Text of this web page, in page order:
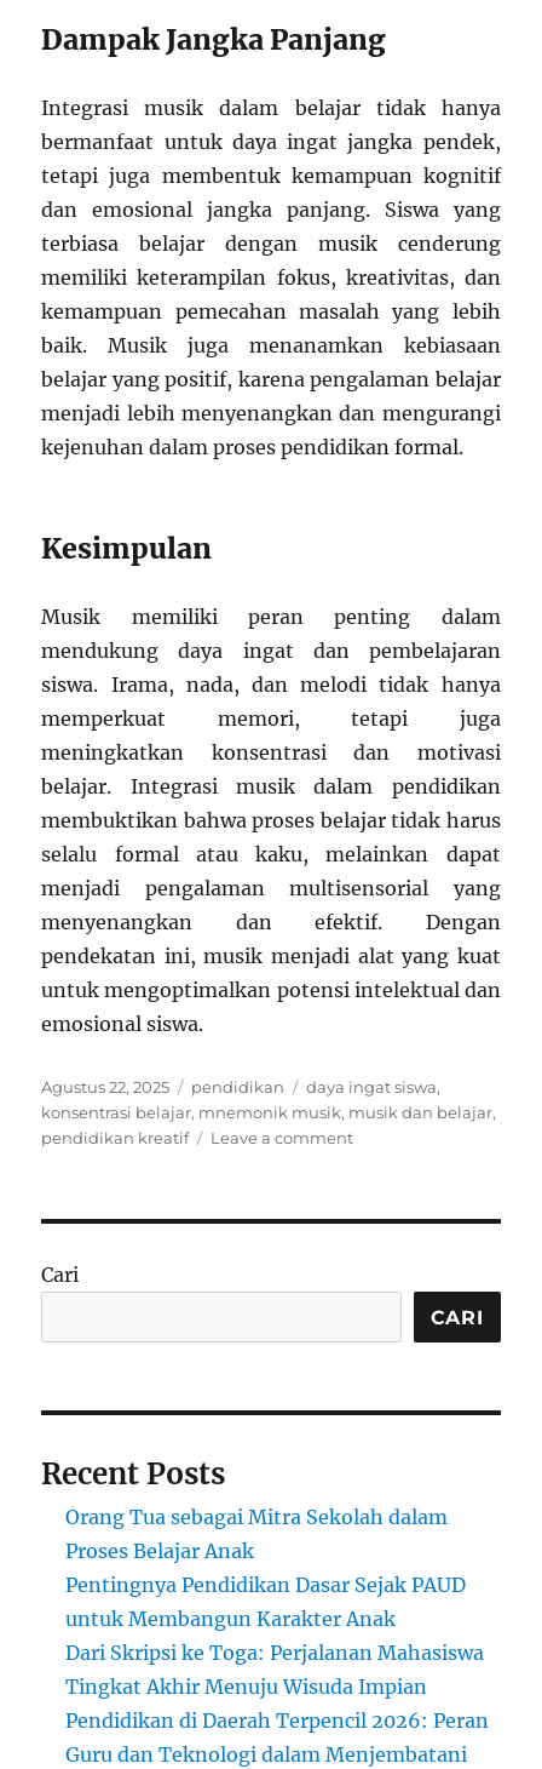
Dampak Jangka Panjang
Integrasi musik dalam belajar tidak hanya
bermanfaat untuk daya ingat jangka pendek,
tetapi juga membentuk kemampuan kognitif
dan emosional jangka panjang. Siswa yang
terbiasa belajar dengan musik cenderung
memiliki keterampilan fokus, kreativitas, dan
kemampuan pemecahan masalah yang lebih
baik. Musik juga menanamkan kebiasaan
belajar yang positif, karena pengalaman belajar
menjadi lebih menyenangkan dan mengurangi
kejenuhan dalam proses pendidikan formal.
Kesimpulan
Musik memiliki peran penting dalam
mendukung daya ingat dan pembelajaran
siswa. Irama, nada, dan melodi tidak hanya
memperkuat memori, tetapi juga
meningkatkan konsentrasi dan motivasi
belajar. Integrasi musik dalam pendidikan
membuktikan bahwa proses belajar tidak harus
selalu formal atau kaku, melainkan dapat
menjadi pengalaman multisensorial yang
menyenangkan dan efektif. Dengan
pendekatan ini, musik menjadi alat yang kuat
untuk mengoptimalkan potensi intelektual dan
emosional siswa.
Posted
on
Agustus 22, 2025 Categories
pendidikan Tags
daya ingat siswa,
konsentrasi belajar, mnemonik musik, musik dan belajar,
pendidikan kreatif
Leave a commenton
dan
Membantu
Siswa
Cari
CARI
Recent Posts
Orang Tua sebagai Mitra Sekolah dalam
Proses Belajar Anak
Pentingnya Pendidikan Dasar Sejak PAUD
untuk Membangun Karakter Anak
Dari Skripsi ke Toga: Perjalanan Mahasiswa
Tingkat Akhir Menuju Wisuda Impian
Pendidikan di Daerah Terpencil 2026: Peran
Guru dan Teknologi dalam Menjembatani